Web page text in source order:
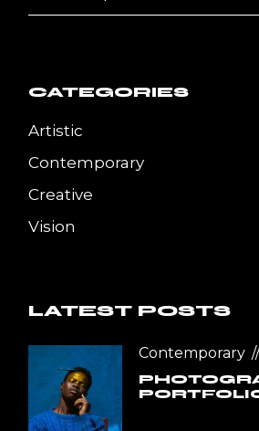
CATEGORIES
Artistic
Contemporary
Creative
Vision
LATEST POSTS
Contemporary